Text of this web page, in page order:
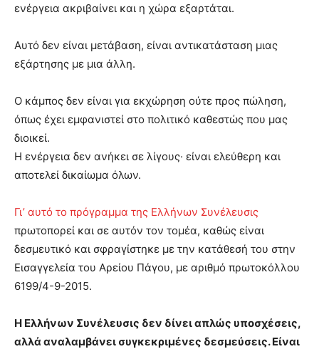
ενέργεια ακριβαίνει και η χώρα εξαρτάται.
Αυτό δεν είναι μετάβαση, είναι αντικατάσταση μιας
εξάρτησης με μια άλλη.
Ο κάμπος δεν είναι για εκχώρηση ούτε προς πώληση,
όπως έχει εμφανιστεί στο πολιτικό καθεστώς που μας
διοικεί.
Η ενέργεια δεν ανήκει σε λίγους· είναι ελεύθερη και
αποτελεί δικαίωμα όλων.
Γι’ αυτό το πρόγραμμα της Ελλήνων Συνέλευσις
πρωτοπορεί και σε αυτόν τον τομέα, καθώς είναι
δεσμευτικό και σφραγίστηκε με την κατάθεσή του στην
Εισαγγελεία του Αρείου Πάγου, με αριθμό πρωτοκόλλου
6199/4-9-2015.
Η Ελλήνων Συνέλευσις δεν δίνει απλώς υποσχέσεις,
αλλά αναλαμβάνει συγκεκριμένες δεσμεύσεις. Είναι